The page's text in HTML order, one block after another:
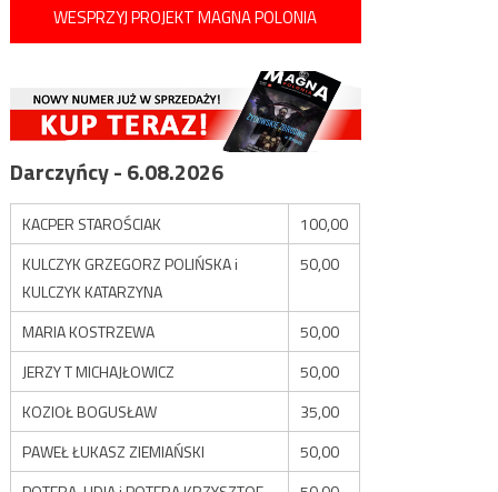
WESPRZYJ PROJEKT MAGNA POLONIA
Darczyńcy - 6.08.2026
KACPER STAROŚCIAK
100,00
KULCZYK GRZEGORZ POLIŃSKA i
KULCZYK KATARZYNA
50,00
MARIA KOSTRZEWA
50,00
JERZY T MICHAJŁOWICZ
50,00
KOZIOŁ BOGUSŁAW
35,00
PAWEŁ ŁUKASZ ZIEMIAŃSKI
50,00